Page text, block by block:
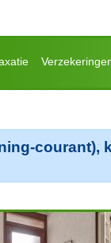
courant),